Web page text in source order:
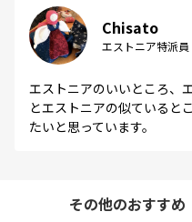
Chisato
エストニア特派員
エストニアのいいところ、
とエストニアの似ていると
たいと思っています。
その他のおすすめ